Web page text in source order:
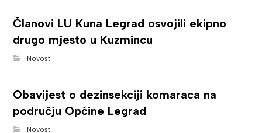
Članovi LU Kuna Legrad osvojili ekipno
drugo mjesto u Kuzmincu
Novosti
Obavijest o dezinsekciji komaraca na
području Općine Legrad
Novosti